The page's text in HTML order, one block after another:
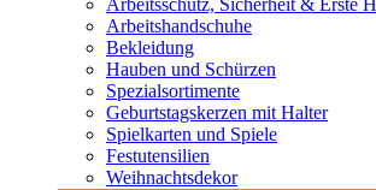
Arbeitsschutz, Sicherheit & Erste
Arbeitshandschuhe
Bekleidung
Hauben und Schürzen
Spezialsortimente
Geburtstagskerzen mit Halter
Spielkarten und Spiele
Festutensilien
Weihnachtsdekor